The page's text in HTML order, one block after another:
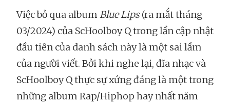
Việc bỏ qua album Blue Lips(ra mắt tháng
03/2024) của ScHoolboy Q trong lần cập nhật
đầu tiên của danh sách này là một sai lầm
của người viết. Bởi khi nghe lại, đĩa nhạc và
ScHoolboy Q thực sự xứng đáng là một trong
những album Rap/Hiphop hay nhất năm